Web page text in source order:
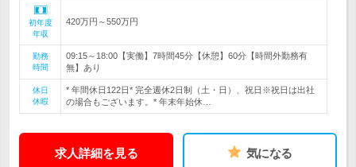
初年度
年収
420万円～550万円
勤務
時間
09:15～18:00【実働】7時間45分【休憩】60分【時間外勤務有
無】あり
休日
休暇
* 年間休日122日* 完全週休2日制（土・日）、祝日※祝日は出社
の場合もございます。* 年末年始休…
求人詳細を見る 気になる